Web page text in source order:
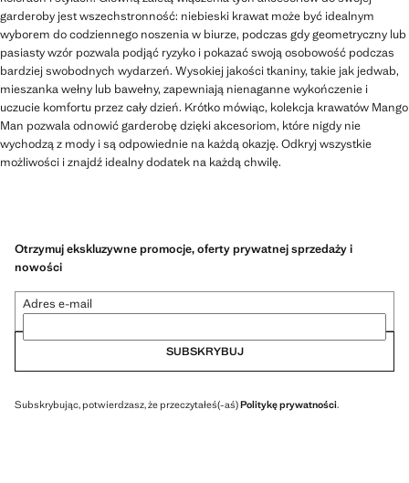
garderoby jest wszechstronność: niebieski krawat może być idealnym
wyborem do codziennego noszenia w biurze, podczas gdy geometryczny lub
pasiasty wzór pozwala podjąć ryzyko i pokazać swoją osobowość podczas
bardziej swobodnych wydarzeń. Wysokiej jakości tkaniny, takie jak jedwab,
mieszanka wełny lub bawełny, zapewniają nienaganne wykończenie i
uczucie komfortu przez cały dzień. Krótko mówiąc, kolekcja krawatów Mango
Man pozwala odnowić garderobę dzięki akcesoriom, które nigdy nie
wychodzą z mody i są odpowiednie na każdą okazję. Odkryj wszystkie
możliwości i znajdź idealny dodatek na każdą chwilę.
Otrzymuj ekskluzywne promocje, oferty prywatnej sprzedaży i
nowości
Adres e-mail
SUBSKRYBUJ
Subskrybując, potwierdzasz, że przeczytałeś(-aś)Politykę prywatności.